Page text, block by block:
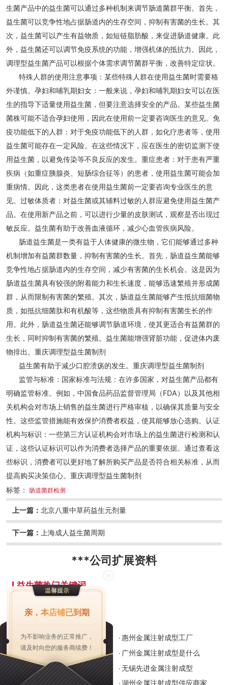
生菌产品中的益生菌可以通过多种机制来调节肠道菌群平衡。首先，
益生菌可以竞争性地占据肠道内的生存空间，抑制有害菌的生长。其
次，益生菌可以产生有益物质，如短链脂肪酸，来促进肠道健康。此
外，益生菌还可以调节免疫系统的功能，增强机体的抵抗力。因此，
调理型益生菌产品可以根据个体需求调节菌群平衡，改善特定症状。
特殊人群的使用注意事项：某些特殊人群在使用益生菌时需要格
外谨慎。孕妇和哺乳期妇女：一般来说，孕妇和哺乳期妇女可以在医
生的指导下适量使用益生菌，但要注意选择安全的产品。某些益生菌
菌株可能不适合孕妇使用，因此在使用前一定要咨询医生的意见。免
疫功能低下的人群：对于免疫功能低下的人群，如化疗患者等，使用
益生菌可能存在一定风险。在这些情况下，应在医生的密切监测下使
用益生菌，以避免传染等不良反应的发生。重症患者：对于患有严重
疾病（如重症胰腺炎、短肠综合征等）的患者，使用益生菌可能会加
重病情。因此，这类患者在使用益生菌前一定要咨询专业医生的意
见。过敏体质者：对益生菌或其辅料过敏的人群应避免使用益生菌产
品。在使用新产品之前，可以进行少量的皮肤测试，观察是否出现过
敏反应。益生菌有助于改善血液循环，减少心血管疾病风险。
肠道益生菌是一类有益于人体健康的微生物，它们能够通过多种
机制增加有益菌群数量，抑制有害菌的生长。首先，肠道益生菌能够
竞争性地占据肠道内的生存空间，减少有害菌的生长机会。这是因为
肠道益生菌具有较强的附着能力和生长速度，能够迅速繁殖并形成菌
群，从而限制有害菌的繁殖。其次，肠道益生菌能够产生抵抗细菌物
质，如抵抗细菌肽和有机酸等，这些物质具有抑制有害菌生长的作
用。此外，肠道益生菌还能够调节肠道环境，使其更适合有益菌群的
生长，同时抑制有害菌的繁殖。益生菌能增强肾脏功能，促进体内废
物排出。重庆调理型益生菌制剂
益生菌有助于减少口腔溃疡的发生。重庆调理型益生菌制剂
监管与标准：国家标准与法规：在许多国家，对益生菌产品都有
明确监管标准。例如，中国食品药品监督管理局（FDA）以及其他相
关机构会对市场上销售的益生菌进行严格审核，以确保其质量与安全
性。这些监管措施能有效保护消费者权益，使其能够放心选购。认证
机构与标识：一些第三方认证机构会对市场上的益生菌进行检测和认
证，这些认证标识可以作为消费者选择产品的重要依据。通过查看这
些标识，消费者可以更好地了解所购买产品是否符合相关标准，从而
提高购买决策信心。重庆调理型益生菌制剂
标签：
肠道菌群检测
上一篇： 北京八重中草药益生元剂量
下一篇： 上海成人益生菌周期
***公司扩展资料
益生菌热门关键词
益生菌企业商机
湖州金属注射成型哪家好 .惠州金属注射成型工厂
佛山**金属注射成型 . 广州金属注射成型是什么
.浙江金属注射成型工厂 .无锡先进金属注射成型
宁波加工金属注射成型 .湖州金属注射成型供应商家
亲，本店铺已到期
为不影响业务的正常推广，
请及时向您的服务商续费！